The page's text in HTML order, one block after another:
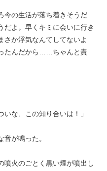
今の生活が落ち着きそうだ
だよ。早くキミに会いに行き
か浮気なんてしてないよ
たんだから……ちゃんと責
な、この知り合いは！」
が鳴った。
火のごとく黒い煙が噴出し